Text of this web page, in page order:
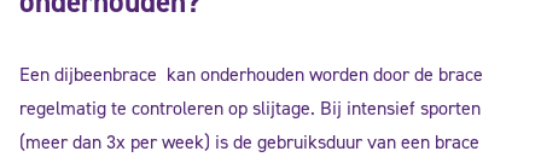
Een dijbeenbrace kan onderhouden worden door de brace
regelmatig te controleren op slijtage. Bij intensief sporten
(meer dan 3x per week) is de gebruiksduur van een brace